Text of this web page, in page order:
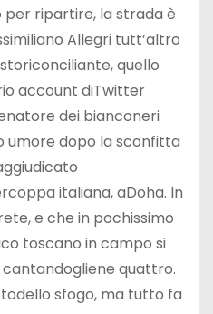
per ripartire, la strada è
Allegri tutt’altro
quello
account diTwitter
dei bianconeri
umore dopo la sconfitta
italiana, aDoha. In
e che in pochissimo
toscano in campo si
quattro.
sfogo, ma tutto fa